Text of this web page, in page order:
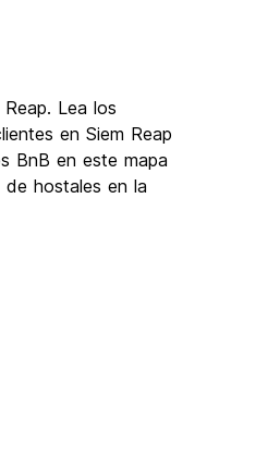
Lea los
en Siem Reap
BnB en este mapa
de hostales en la